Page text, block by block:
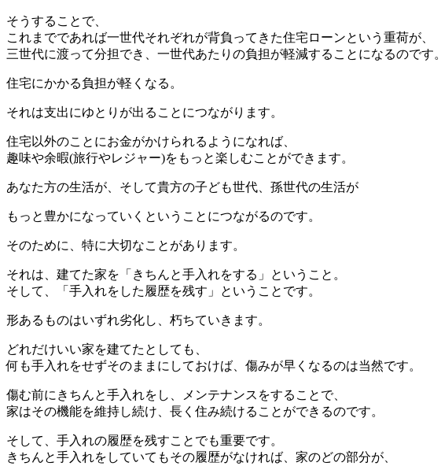
そうすることで、
これまでであれば一世代それぞれが背負ってきた住宅ローンという重荷が、
三世代に渡って分担でき、一世代あたりの負担が軽減することになるのです。
住宅にかかる負担が軽くなる。
それは支出にゆとりが出ることにつながります。
住宅以外のことにお金がかけられるようになれば、
趣味や余暇(旅行やレジャー)をもっと楽しむことができます。
あなた方の生活が、そして貴方の子ども世代、孫世代の生活が
もっと豊かになっていくということにつながるのです。
そのために、特に大切なことがあります。
それは、建てた家を「きちんと手入れをする」ということ。
そして、「手入れをした履歴を残す」ということです。
形あるものはいずれ劣化し、朽ちていきます。
どれだけいい家を建てたとしても、
何も手入れをせずそのままにしておけば、傷みが早くなるのは当然です。
傷む前にきちんと手入れをし、メンテナンスをすることで、
家はその機能を維持し続け、長く住み続けることができるのです。
そして、手入れの履歴を残すことでも重要です。
きちんと手入れをしていてもその履歴がなければ、家のどの部分が、